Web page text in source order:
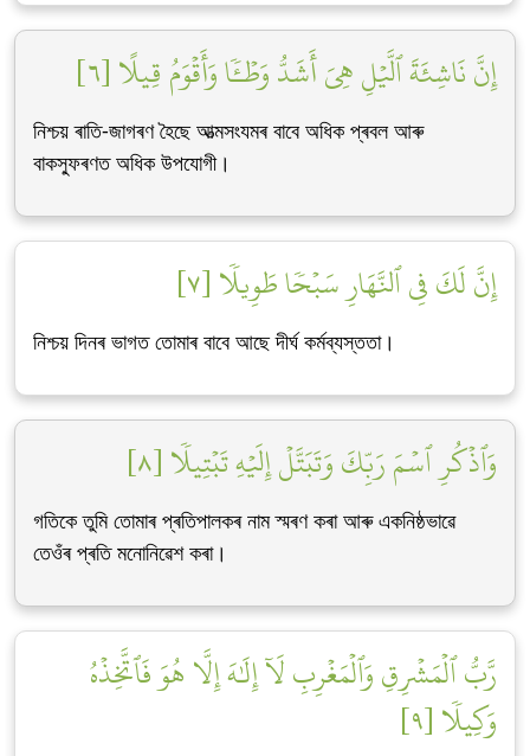
إِنَّ نَاشِئَةَ ٱلَّيۡلِ هِيَ أَشَدُّ وَطۡـٔٗا وَأَقۡوَمُ قِيلًا [٦]
নিশ্চয় ৰাতি-জাগৰণ হৈছে আত্মসংযমৰ বাবে অধিক প্ৰবল আৰু
বাকস্ফুৰণত অধিক উপযোগী।
إِنَّ لَكَ فِي ٱلنَّهَارِ سَبۡحٗا طَوِيلٗا [٧]
নিশ্চয় দিনৰ ভাগত তোমাৰ বাবে আছে দীৰ্ঘ কৰ্মব্যস্ততা।
وَٱذۡكُرِ ٱسۡمَ رَبِّكَ وَتَبَتَّلۡ إِلَيۡهِ تَبۡتِيلٗا [٨]
গতিকে তুমি তোমাৰ প্ৰতিপালকৰ নাম স্মৰণ কৰা আৰু একনিষ্ঠভাৱে
তেওঁৰ প্ৰতি মনোনিৱেশ কৰা।
رَّبُّ ٱلۡمَشۡرِقِ وَٱلۡمَغۡرِبِ لَآ إِلَٰهَ إِلَّا هُوَ فَٱتَّخِذۡهُ
وَكِيلٗا [٩]